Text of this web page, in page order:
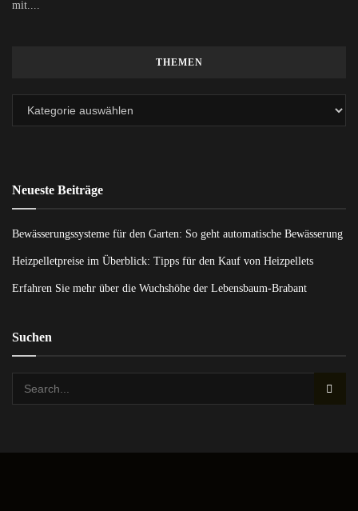
mit....
THEMEN
Neueste Beiträge
Bewässerungssysteme für den Garten: So geht automatische Bewässerung
Heizpelletpreise im Überblick: Tipps für den Kauf von Heizpellets
Erfahren Sie mehr über die Wuchshöhe der Lebensbaum-Brabant
Suchen